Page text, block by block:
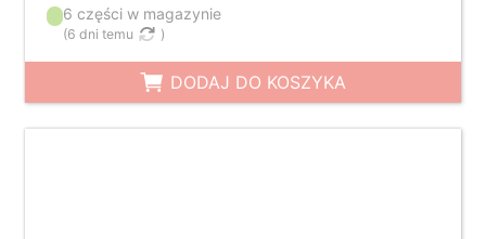
6 części w magazynie
(6 dni temu )
DODAJ DO KOSZYKA